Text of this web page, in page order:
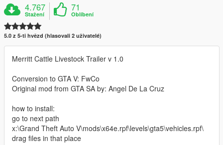
4.767
Stažení
71
Oblíbení
5.0 z 5-ti hvězd (hlasovali 2 uživatelé)
Merritt Cattle Livestock Trailer v 1.0
Conversion to GTA V: FwCo
Original mod from GTA SA by: Angel De La Cruz
how to install:
go to next path
x:\Grand Theft Auto V\mods\x64e.rpf\levels\gta5\vehicles.rpf\
drag files in that place